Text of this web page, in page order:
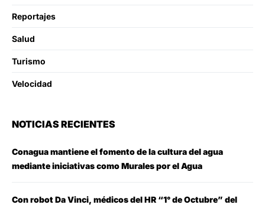
Reportajes
Salud
Turismo
Velocidad
NOTICIAS RECIENTES
Conagua mantiene el fomento de la cultura del agua
mediante iniciativas como Murales por el Agua
Con robot Da Vinci, médicos del HR “1° de Octubre” del